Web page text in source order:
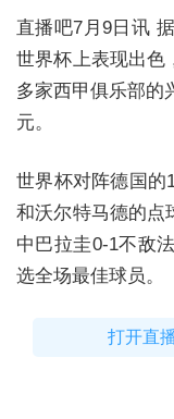
直播吧7月9日讯
世界杯上表现出色
多家西甲俱乐部的
元。
世界杯对阵德国的
和沃尔特马德的点
中巴拉圭0-1不敌
选全场最佳球员。
打开直